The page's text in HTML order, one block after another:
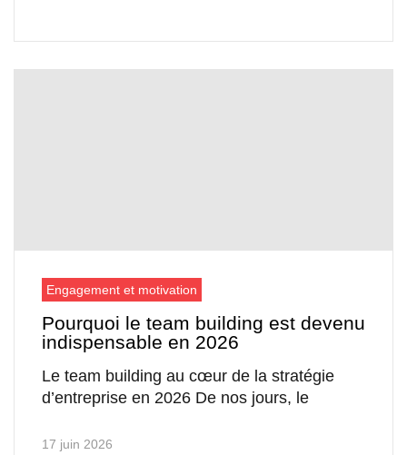
Engagement et motivation
Pourquoi le team building est devenu
indispensable en 2026
Le team building au cœur de la stratégie
d’entreprise en 2026 De nos jours, le
17 juin 2026